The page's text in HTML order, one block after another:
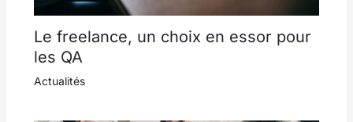
Le freelance, un choix en essor pour
les QA
Actualités